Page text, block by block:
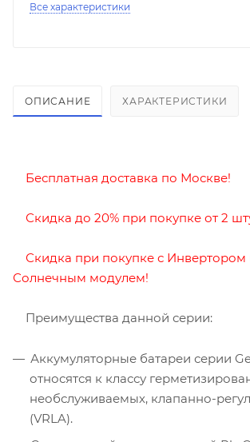
Все характеристики
ОПИСАНИЕ ХАРАКТЕРИСТИКИ
Бесплатная доставка по Москве!
Скидка до 20% при покупке от 2
Скидка при покупке с Инвертором
Солнечным модулем!
Преимущества данной серии:
Аккумуляторные батареи серии
относятся к классу
необслуживаемых, клапанно-
(VRLA).